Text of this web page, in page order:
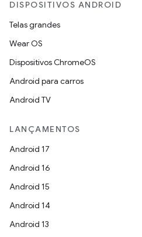
DISPOSITIVOS ANDROID
Telas grandes
Wear OS
Dispositivos ChromeOS
Android para carros
Android TV
LANÇAMENTOS
Android 17
Android 16
Android 15
Android 14
Android 13